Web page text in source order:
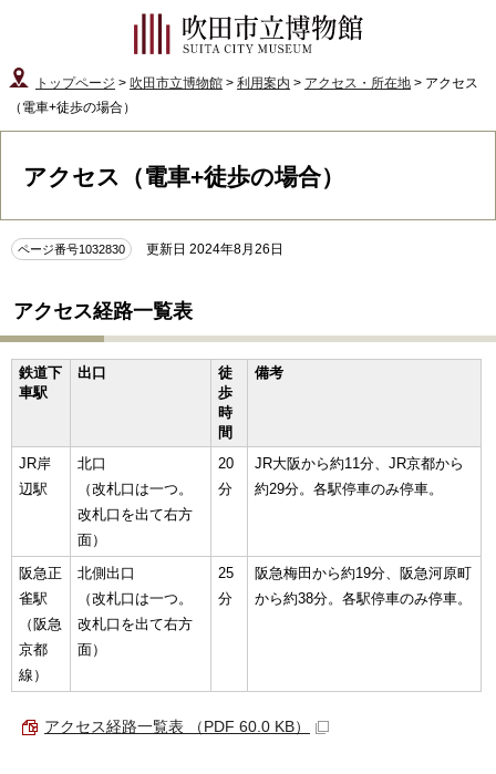
トップページ >吹田市立博物館 >利用案内 > アクセス・所在地 > アクセス
（電車+徒歩の場合）
アクセス（電車+徒歩の場合）
ページ番号1032830 更新日 2024年8月26日
アクセス経路一覧表
鉄道下
車駅
出口
徒
歩
時
間
備考
JR岸
辺駅
北口
（改札口は一つ。
改札口を出て右方
面）
20
分
JR大阪から約11分、JR京都から
約29分。各駅停車のみ停車。
阪急正
雀駅
（阪急
京都
線）
北側出口
（改札口は一つ。
改札口を出て右方
面）
25
分
阪急梅田から約19分、阪急河原町
から約38分。各駅停車のみ停車。
アクセス経路一覧表 （PDF 60.0 KB）